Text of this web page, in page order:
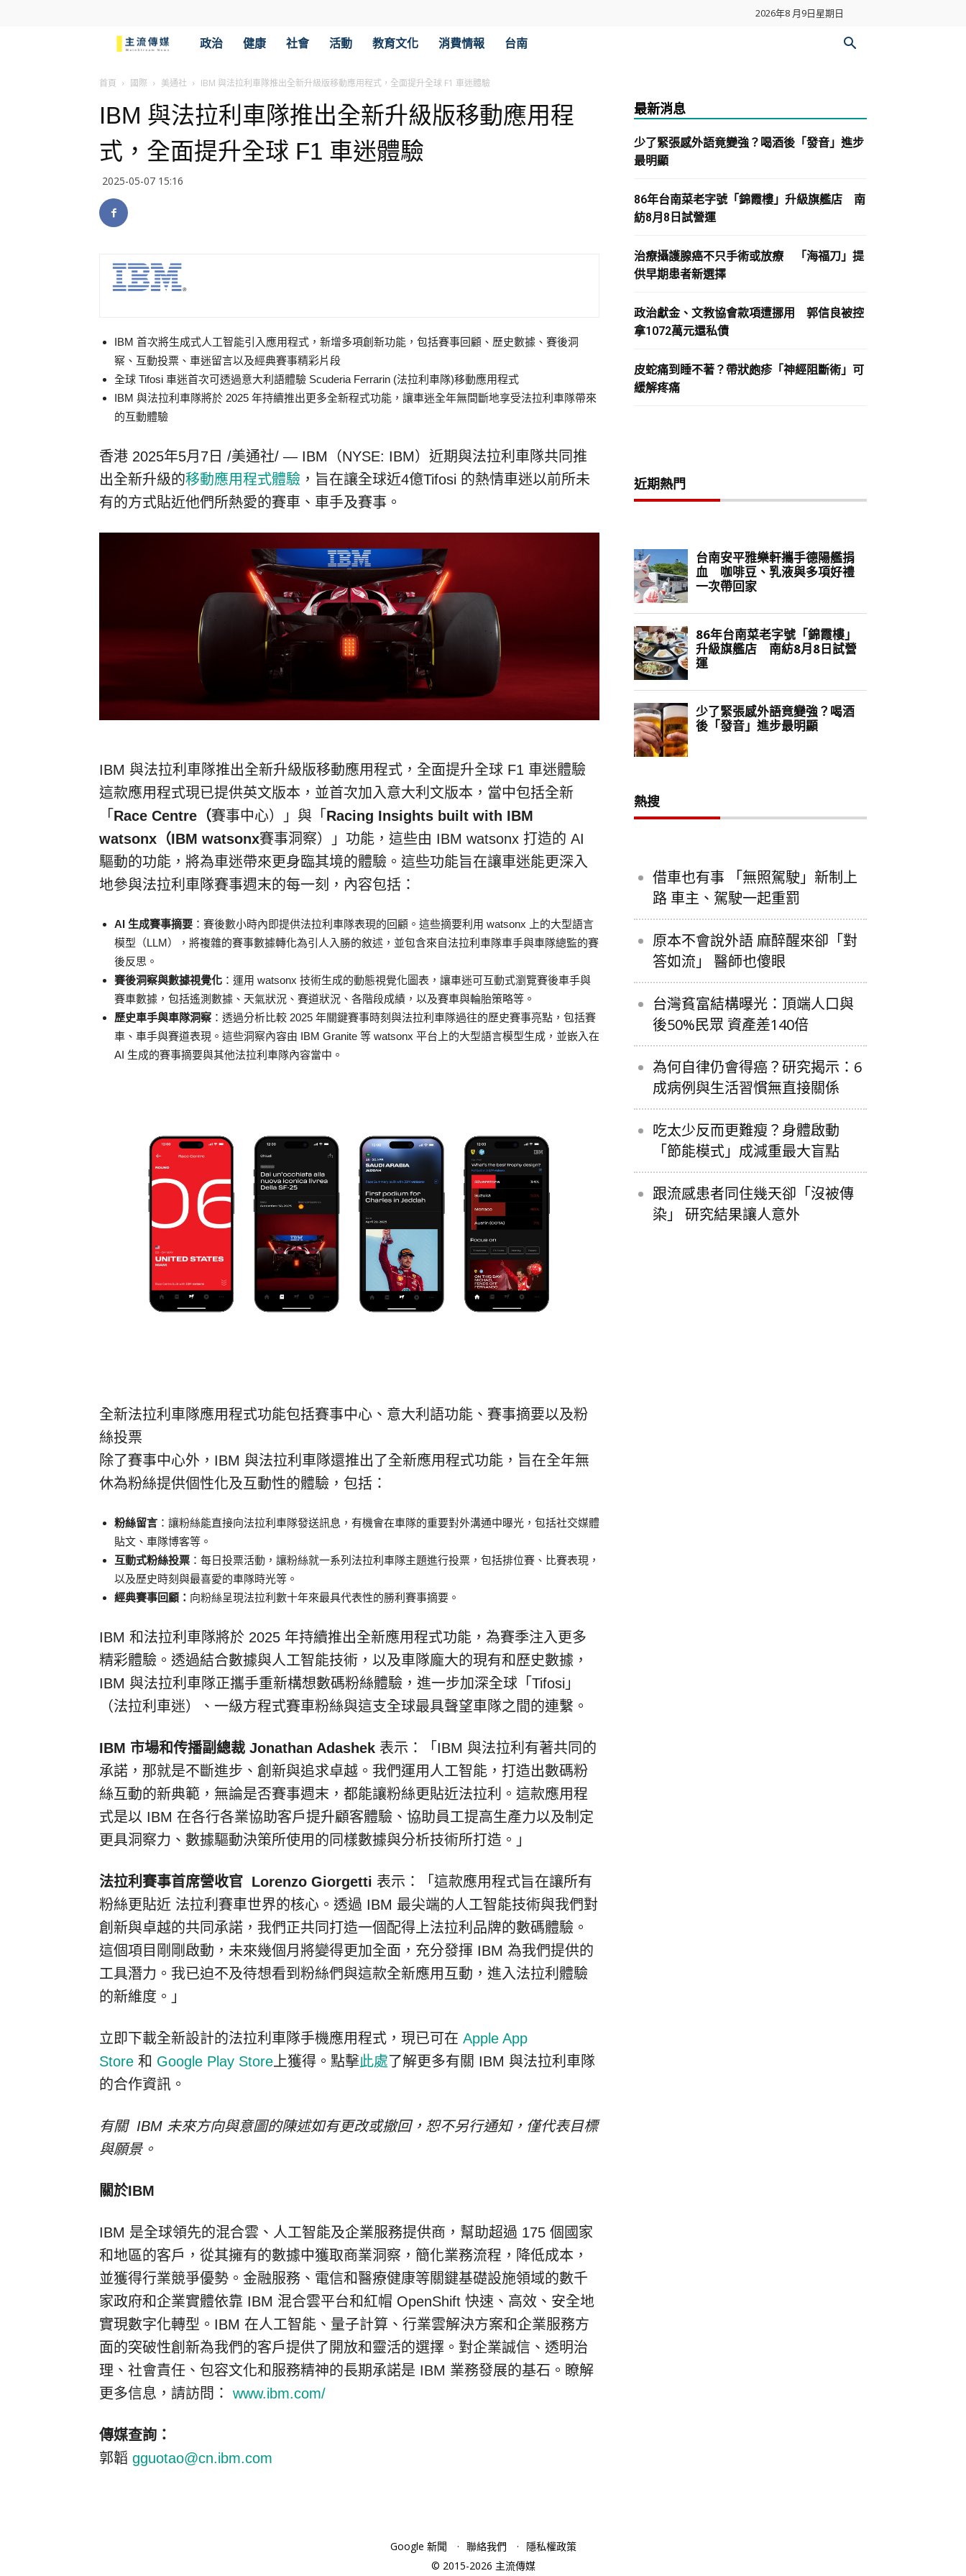
2026年8 月9日星期日
傳
媒
政治 健康 社會 活動 教育文化 消費情報 台南
首頁 國際 美通社 IBM 與法拉利車隊推出全新升級版移動應用程式，全面提升全球 F1 車迷體驗
IBM 與法拉利車隊推出全新升級版移動應用程
式，全面提升全球 F1 車迷體驗
2025-05-07 15:16
IBM 首次將生成式人工智能引入應用程式，新增多項創新功能，包括賽事回顧、歷史數據、賽後洞
察、互動投票、車迷留言以及經典賽事精彩片段
全球 Tifosi 車迷首次可透過意大利語體驗 Scuderia Ferrarin (法拉利車隊)移動應用程式
IBM 與法拉利車隊將於 2025 年持續推出更多全新程式功能，讓車迷全年無間斷地享受法拉利車隊帶來
的互動體驗
香港 2025年5月7日 /美通社/ — IBM（NYSE: IBM）近期與法拉利車隊共同推
出全新升級的移動應用程式體驗 ，旨在讓全球近4億Tifosi 的熱情車迷以前所未
有的方式貼近他們所熱愛的賽車、車手及賽事。
IBM 與法拉利車隊推出全新升級版移動應用程式，全面提升全球 F1 車迷體驗
這款應用程式現已提供英文版本，並首次加入意大利文版本，當中包括全新
「 Race Centre （賽事中心）」與「 Racing Insights built with IBM
watsonx （IBM watsonx賽事洞察）」功能，這些由 IBM watsonx 打造的 AI
驅動的功能，將為車迷帶來更身臨其境的體驗。這些功能旨在讓車迷能更深入
地參與法拉利車隊賽事週末的每一刻，內容包括：
AI 生成賽事摘要 ：賽後數小時內即提供法拉利車隊表現的回顧。這些摘要利用 watsonx 上的大型語言
模型（LLM），將複雜的賽事數據轉化為引人入勝的敘述，並包含來自法拉利車隊車手與車隊總監的賽
後反思。
賽後洞察與數據視覺化 ：運用 watsonx 技術生成的動態視覺化圖表，讓車迷可互動式瀏覽賽後車手與
賽車數據，包括遙測數據、天氣狀況、賽道狀況、各階段成績，以及賽車與輪胎策略等。
歷史車手與車隊洞察 ：透過分析比較 2025 年關鍵賽事時刻與法拉利車隊過往的歷史賽事亮點，包括賽
車、車手與賽道表現。這些洞察內容由 IBM Granite 等 watsonx 平台上的大型語言模型生成，並嵌入在
AI 生成的賽事摘要與其他法拉利車隊內容當中。
全新法拉利車隊應用程式功能包括賽事中心、意大利語功能、賽事摘要以及粉
絲投票
除了賽事中心外，IBM 與法拉利車隊還推出了全新應用程式功能，旨在全年無
休為粉絲提供個性化及互動性的體驗，包括：
粉絲留言 ：讓粉絲能直接向法拉利車隊發送訊息，有機會在車隊的重要對外溝通中曝光，包括社交媒體
貼文、車隊博客等。
互動式粉絲投票 ：每日投票活動，讓粉絲就一系列法拉利車隊主題進行投票，包括排位賽、比賽表現，
以及歷史時刻與最喜愛的車隊時光等。
經典賽事回顧： 向粉絲呈現法拉利數十年來最具代表性的勝利賽事摘要。
IBM 和法拉利車隊將於 2025 年持續推出全新應用程式功能，為賽季注入更多
精彩體驗。透過結合數據與人工智能技術，以及車隊龐大的現有和歷史數據，
IBM 與法拉利車隊正攜手重新構想數碼粉絲體驗，進一步加深全球「Tifosi」
（法拉利車迷）、一級方程式賽車粉絲與這支全球最具聲望車隊之間的連繫。
IBM 市場和传播副總裁 Jonathan Adashek 表示：「IBM 與法拉利有著共同的
承諾，那就是不斷進步、創新與追求卓越。我們運用人工智能，打造出數碼粉
絲互動的新典範，無論是否賽事週末，都能讓粉絲更貼近法拉利。這款應用程
式是以 IBM 在各行各業協助客戶提升顧客體驗、協助員工提高生產力以及制定
更具洞察力、數據驅動決策所使用的同樣數據與分析技術所打造。」
法拉利賽事首席營收官 Lorenzo Giorgetti 表示：「這款應用程式旨在讓所有
粉絲更貼近 法拉利賽車世界的核心。透過 IBM 最尖端的人工智能技術與我們對
創新與卓越的共同承諾，我們正共同打造一個配得上法拉利品牌的數碼體驗。
這個項目剛剛啟動，未來幾個月將變得更加全面，充分發揮 IBM 為我們提供的
工具潛力。我已迫不及待想看到粉絲們與這款全新應用互動，進入法拉利體驗
的新維度。」
立即下載全新設計的法拉利車隊手機應用程式，現已可在 Apple App
Store 和 Google Play Store 上獲得。點擊此處了解更多有關 IBM 與法拉利車隊
的合作資訊。
有關 IBM 未來方向與意圖的陳述如有更改或撤回，恕不另行通知，僅代表目標
與願景。
關於IBM
IBM 是全球領先的混合雲、人工智能及企業服務提供商，幫助超過 175 個國家
和地區的客戶，從其擁有的數據中獲取商業洞察，簡化業務流程，降低成本，
並獲得行業競爭優勢。金融服務、電信和醫療健康等關鍵基礎設施領域的數千
家政府和企業實體依靠 IBM 混合雲平台和紅帽 OpenShift 快速、高效、安全地
實現數字化轉型。IBM 在人工智能、量子計算、行業雲解決方案和企業服務方
面的突破性創新為我們的客戶提供了開放和靈活的選擇。對企業誠信、透明治
理、社會責任、包容文化和服務精神的長期承諾是 IBM 業務發展的基石。瞭解
更多信息，請訪問： www.ibm.com/
傳媒查詢：
郭韜 gguotao@cn.ibm.com
最新消息
少了緊張感外語竟變強？喝酒後「發音」進步
最明顯
86年台南菜老字號「錦霞樓」升級旗艦店 南
紡8月8日試營運
治療攝護腺癌不只手術或放療 「海福刀」提
供早期患者新選擇
政治獻金、文教協會款項遭挪用 郭信良被控
拿1072萬元還私債
皮蛇痛到睡不著？帶狀皰疹「神經阻斷術」可
緩解疼痛
近期熱門
熱搜
借車也有事 「無照駕駛」新制上
路 車主、駕駛一起重罰
原本不會說外語 麻醉醒來卻「對
答如流」 醫師也傻眼
台灣貧富結構曝光：頂端人口與
後50%民眾 資產差140倍
為何自律仍會得癌？研究揭示：6
成病例與生活習慣無直接關係
吃太少反而更難瘦？身體啟動
「節能模式」成減重最大盲點
跟流感患者同住幾天卻「沒被傳
染」 研究結果讓人意外
Google 新聞 聯絡我們
隱私權政策
© 2015-2026 主流傳媒